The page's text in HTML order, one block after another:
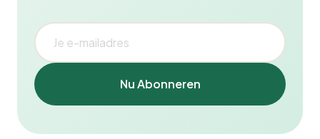
Nu Abonneren